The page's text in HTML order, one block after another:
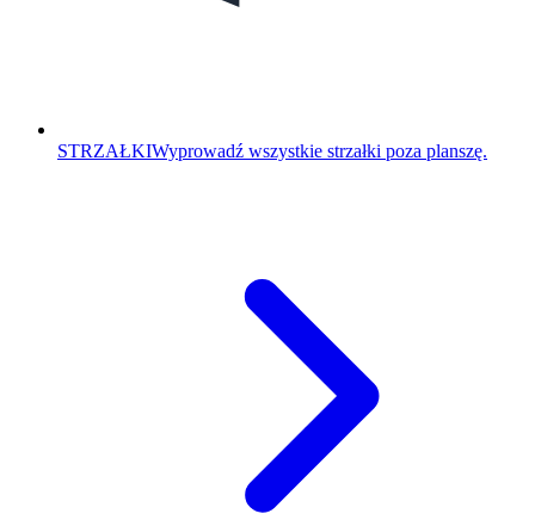
STRZAŁKIWyprowadź wszystkie strzałki poza planszę.